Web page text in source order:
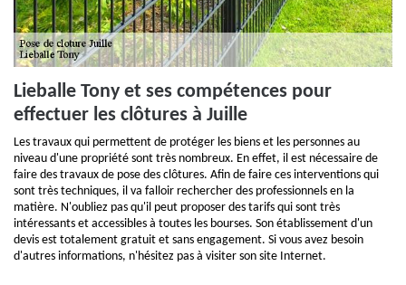
Lieballe Tony et ses compétences pour
effectuer les clôtures à Juille
Les travaux qui permettent de protéger les biens et les personnes au
niveau d'une propriété sont très nombreux. En effet, il est nécessaire de
faire des travaux de pose des clôtures. Afin de faire ces interventions qui
sont très techniques, il va falloir rechercher des professionnels en la
matière. N'oubliez pas qu'il peut proposer des tarifs qui sont très
intéressants et accessibles à toutes les bourses. Son établissement d'un
devis est totalement gratuit et sans engagement. Si vous avez besoin
d'autres informations, n'hésitez pas à visiter son site Internet.